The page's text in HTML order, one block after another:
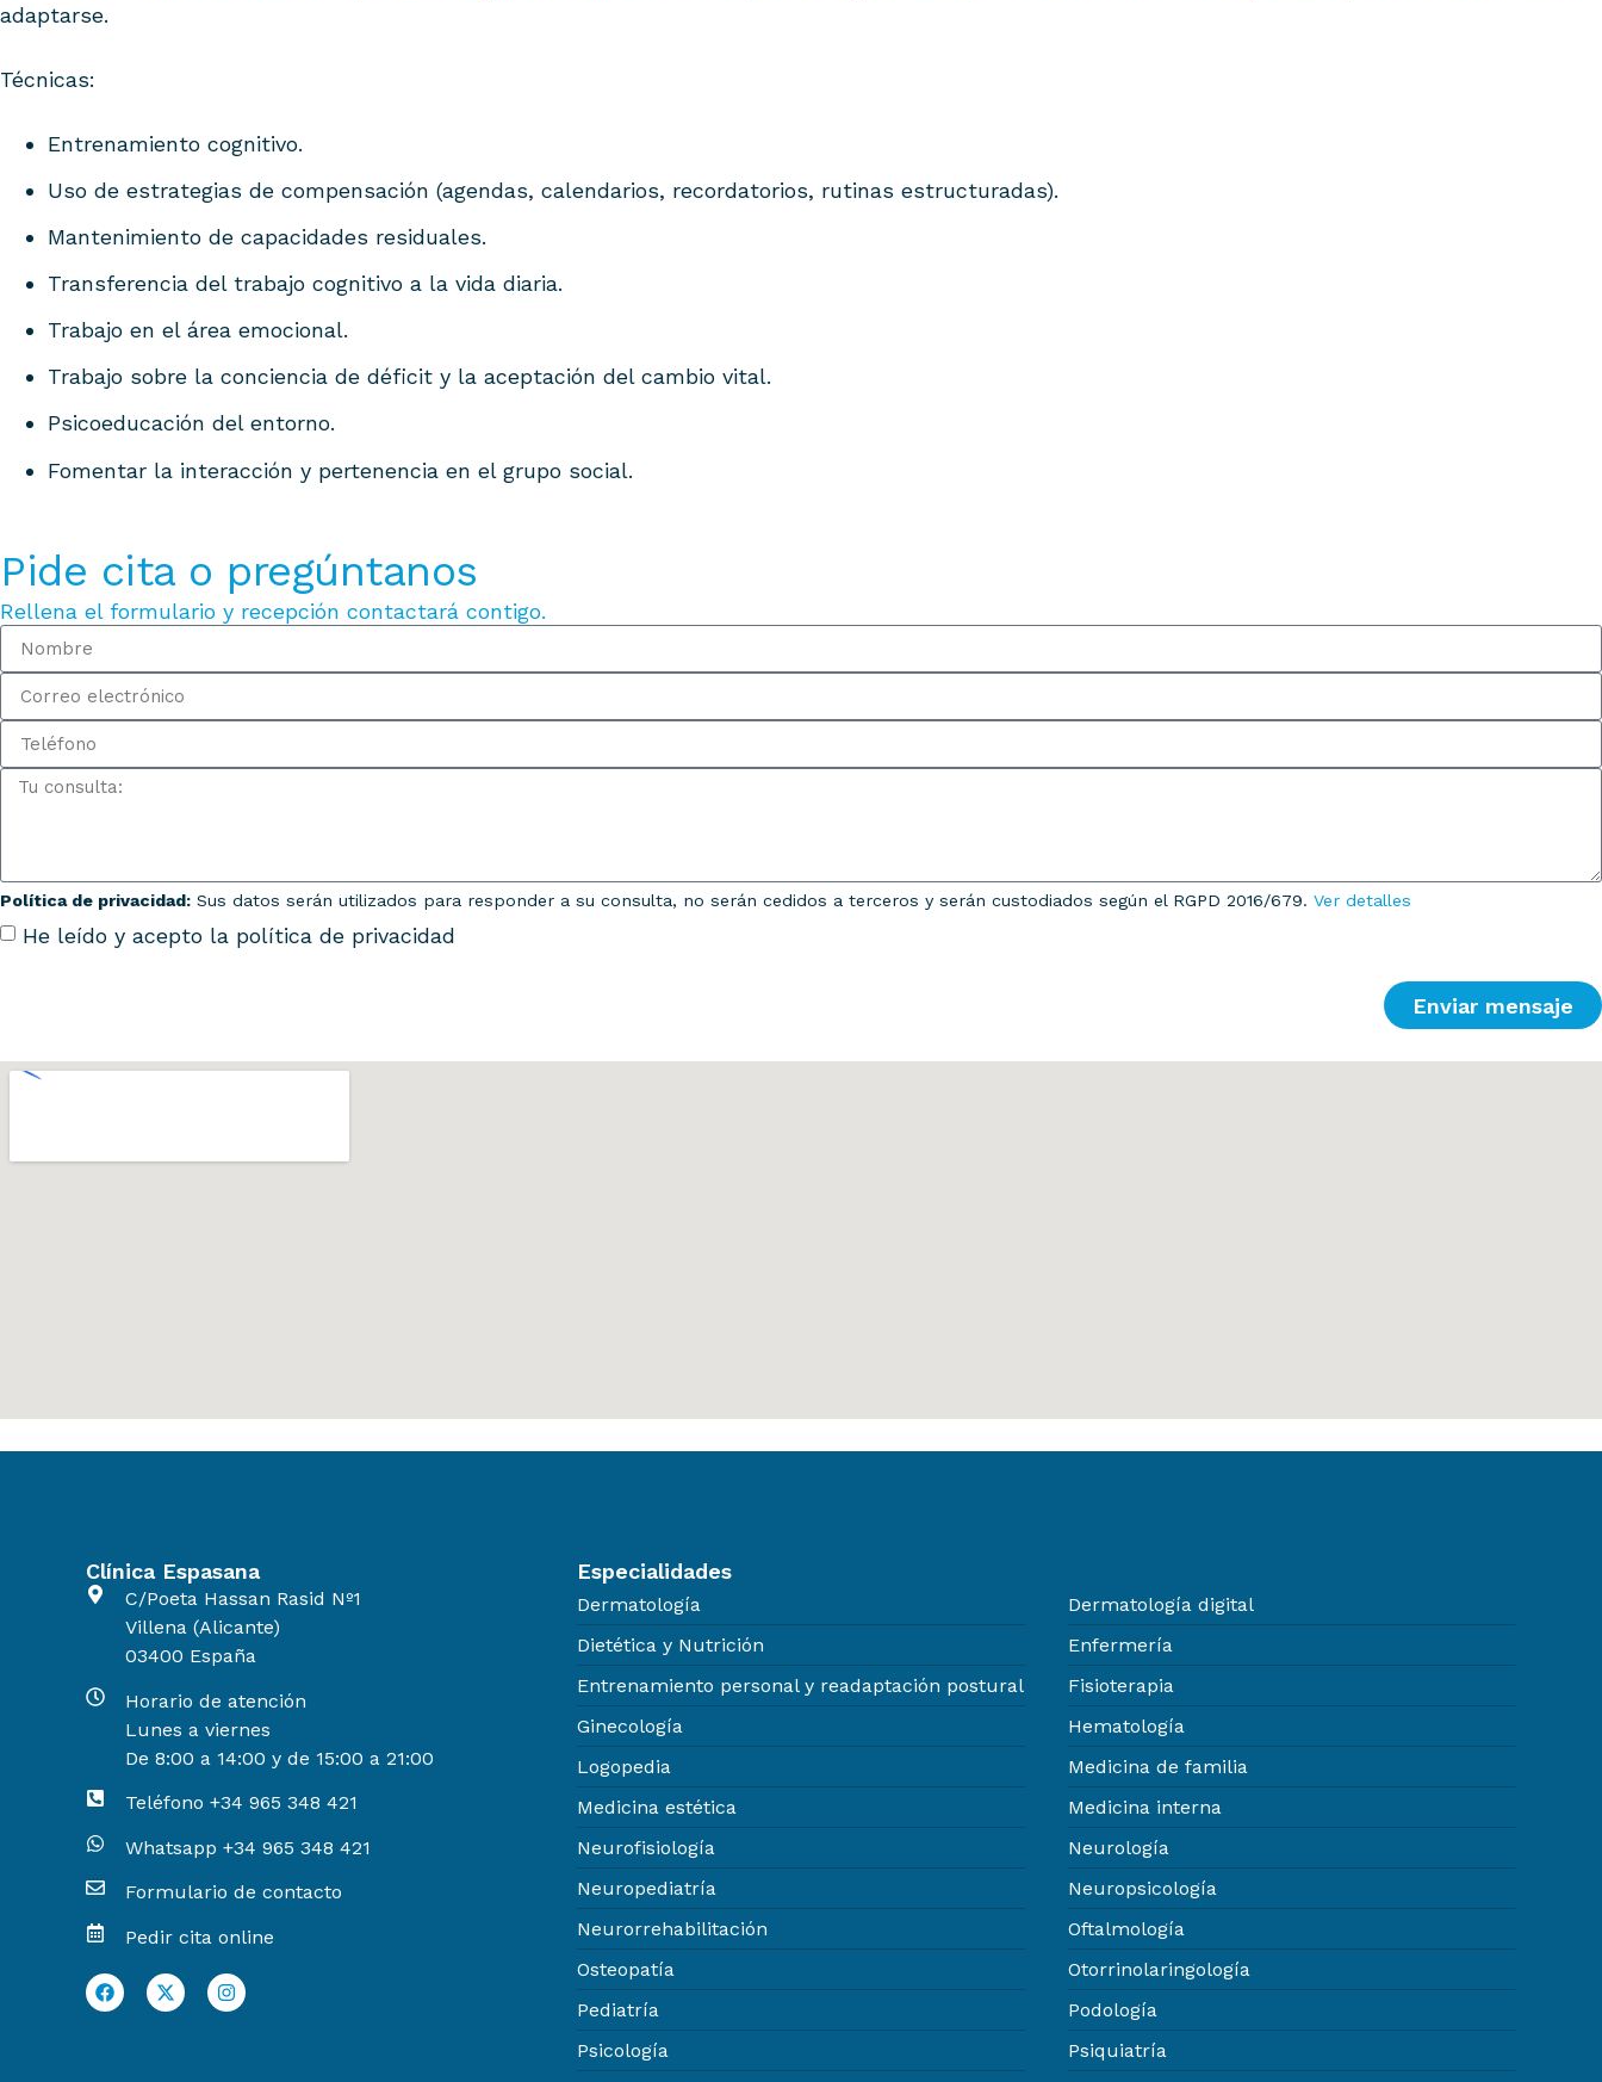
adaptarse.
Técnicas:
Entrenamiento cognitivo.
Uso de estrategias de compensación (agendas, calendarios, recordatorios, rutinas estructuradas).
Mantenimiento de capacidades residuales.
Transferencia del trabajo cognitivo a la vida diaria.
Trabajo en el área emocional.
Trabajo sobre la conciencia de déficit y la aceptación del cambio vital.
Psicoeducación del entorno.
Fomentar la interacción y pertenencia en el grupo social.
Pide cita o pregúntanos
Rellena el formulario y recepción contactará contigo.
Política de privacidad: Sus datos serán utilizados para responder a su consulta, no serán cedidos a terceros y serán custodiados según el RGPD 2016/679. Ver detalles
He leído y acepto la política de privacidad
Enviar mensaje
Clínica Espasana
C/Poeta Hassan Rasid Nº1
Villena (Alicante)
03400 España
Horario de atención
Lunes a viernes
De 8:00 a 14:00 y de 15:00 a 21:00
Teléfono +34 965 348 421
Whatsapp +34 965 348 421
Formulario de contacto
Pedir cita online
Especialidades
Dermatología
Dermatología digital
Dietética y Nutrición
Enfermería
Entrenamiento personal y readaptación postural
Fisioterapia
Ginecología
Hematología
Logopedia
Medicina de familia
Medicina estética
Medicina interna
Neurofisiología
Neurología
Neuropediatría
Neuropsicología
Neurorrehabilitación
Oftalmología
Osteopatía
Otorrinolaringología
Pediatría
Podología
Psicología
Psiquiatría